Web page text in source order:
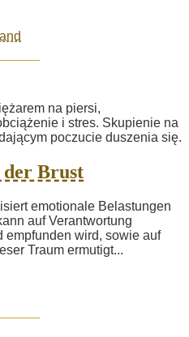
Brust
emotionale Belastungen
auf Verantwortung
empfunden wird, sowie auf
Traum ermutigt...